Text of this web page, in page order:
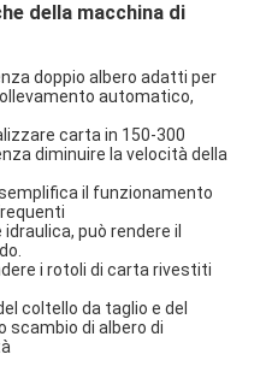
della macchina di
doppio albero adatti per
automatico,
carta in 150-300
diminuire la velocità della
il funzionamento
può rendere il
i rotoli di carta rivestiti
coltello da taglio e del
scambio di albero di